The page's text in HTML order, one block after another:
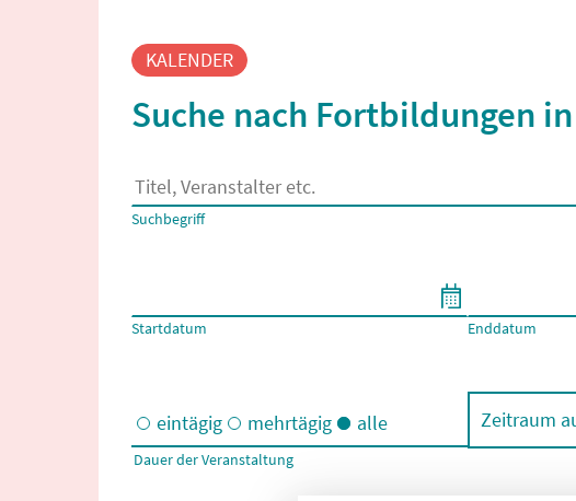
KALENDER
Suche nach Fortbildungen
Es erscheinen Suchvorschläge, wenn mindestens 2 Zeichen
Suchbegriff
Startdatum Enddatum
Eintägige und/oder mehrtägige Veranstaltungen
eintägig mehrtägig alle
Dauer der Veranstaltung
Zeitraum